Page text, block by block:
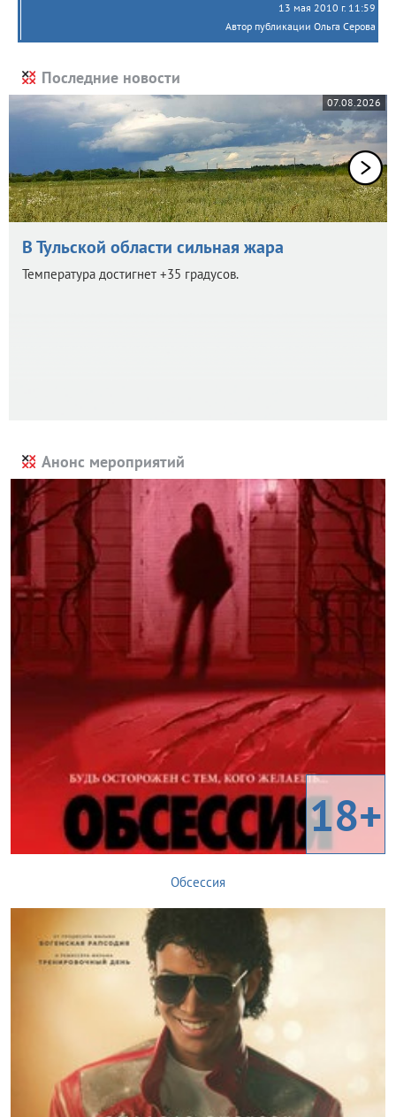
13 мая 2010 г. 11:59
Автор публикации Ольга Серова
Последние новости
07.08.2026
В Тульской области сильная жара
Температура достигнет +35 градусов.
Анонс мероприятий
18+
Обсессия